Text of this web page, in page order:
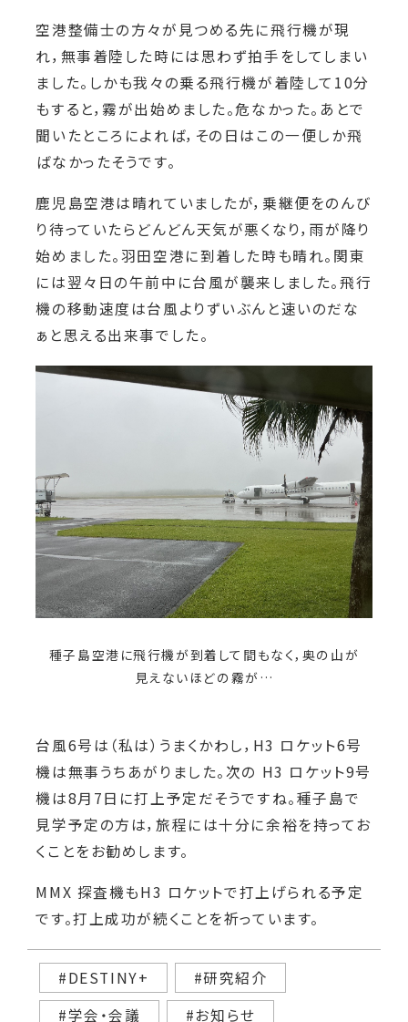
空港整備士の方々が見つめる先に飛行機が現
れ，無事着陸した時には思わず拍手をしてしまい
ました。しかも我々の乗る飛行機が着陸して10分
もすると，霧が出始めました。危なかった。あとで
聞いたところによれば，その日はこの一便しか飛
ばなかったそうです。
鹿児島空港は晴れていましたが，乗継便をのんび
り待っていたらどんどん天気が悪くなり，雨が降り
始めました。羽田空港に到着した時も晴れ。関東
には翌々日の午前中に台風が襲来しました。飛行
機の移動速度は台風よりずいぶんと速いのだな
ぁと思える出来事でした。
種子島空港に飛行機が到着して間もなく，奥の山が
見えないほどの霧が…
台風6号は（私は）うまくかわし，H3 ロケット6号
機は無事うちあがりました。次の H3 ロケット9号
機は8月7日に打上予定だそうですね。種子島で
見学予定の方は，旅程には十分に余裕を持ってお
くことをお勧めします。
MMX 探査機もH3 ロケットで打上げられる予定
です。打上成功が続くことを祈っています。
#DESTINY+
#研究紹介
#学会・会議
#お知らせ